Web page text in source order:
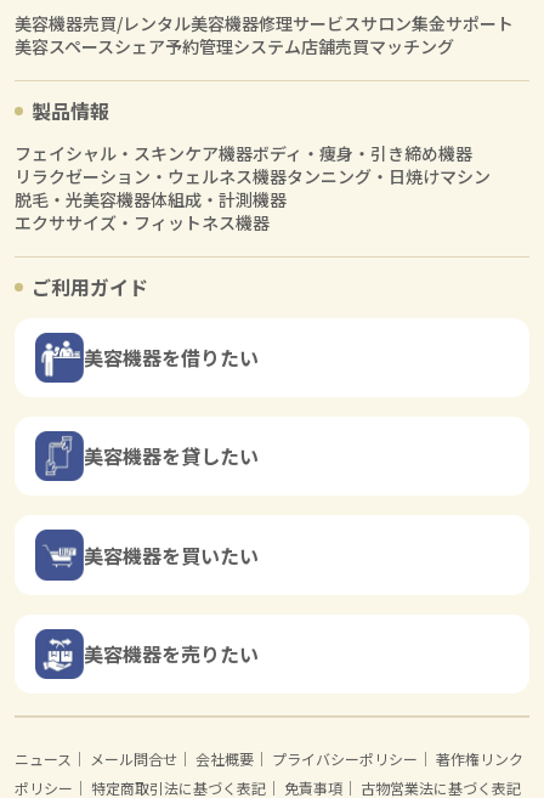
美容機器売買/レンタル美容機器修理サービスサロン集金サポート
美容スペースシェア予約管理システム店舗売買マッチング
製品情報
フェイシャル・スキンケア機器ボディ・痩身・引き締め機器
リラクゼーション・ウェルネス機器タンニング・日焼けマシン
脱毛・光美容機器体組成・計測機器
エクササイズ・フィットネス機器
ご利用ガイド
美容機器を借りたい
美容機器を貸したい
美容機器を買いたい
美容機器を売りたい
ニュース ｜ メール問合せ ｜ 会社概要 ｜ プライバシーポリシー ｜ 著作権リンク
ポリシー ｜ 特定商取引法に基づく表記 ｜ 免責事項 ｜ 古物営業法に基づく表記